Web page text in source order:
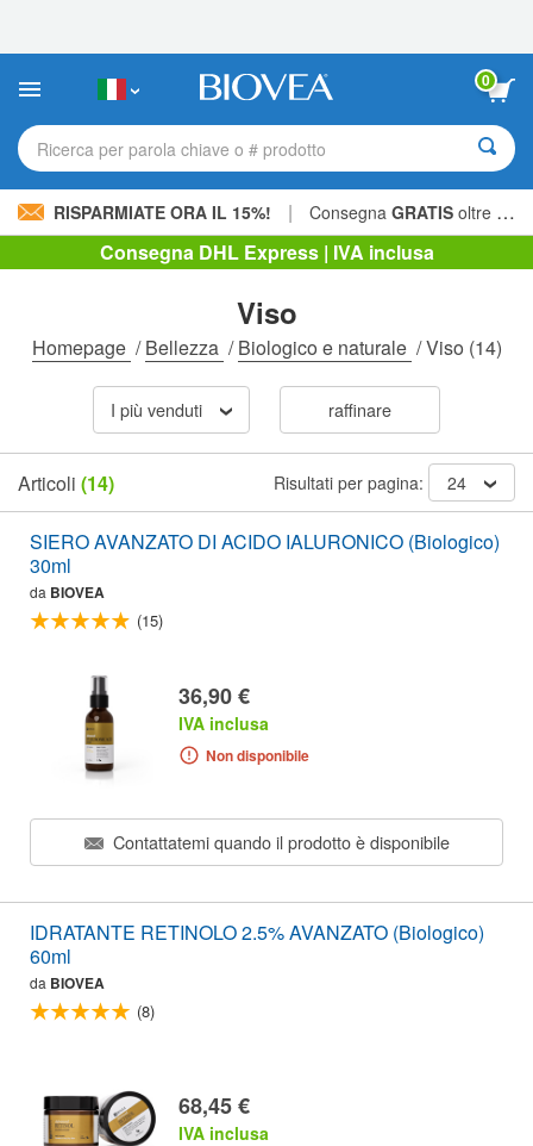
sito
include
sistema
0
Ricerca per parola chiave o # prodotto
RISPARMIATE ORA IL 15%! | Consegna GRATIS oltre 60,00 € »
Consegna DHL Express | IVA inclusa
Viso
Homepage /Bellezza /Biologico e naturale /Viso (14)
I più venduti raffinare
Articoli (14) Risultati per pagina: 24
SIERO AVANZATO DI ACIDO IALURONICO (Biologico)
30ml
da BIOVEA
(15)
36,90 €
IVA inclusa
Non disponibile
Contattatemi quando il prodotto è disponibile
IDRATANTE RETINOLO 2.5% AVANZATO (Biologico)
60ml
da BIOVEA
(8)
68,45 €
IVA inclusa